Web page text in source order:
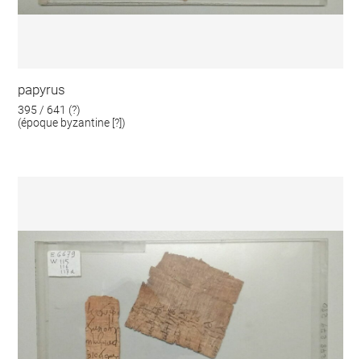
papyrus
395 / 641 (?)
(époque byzantine [?])